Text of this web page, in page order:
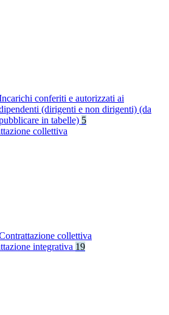
conferiti e autorizzati ai
(dirigenti e non dirigenti) (da
in tabelle) 5
collettiva
collettiva
integrativa 19